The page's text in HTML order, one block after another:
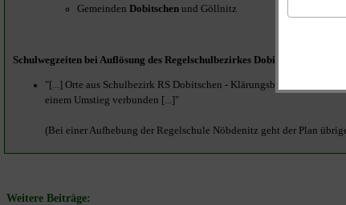
Gemeinden Dobitschen und Göllnitz
Schulwegzeiten bei Auflösung des Regelschulbezirkes Dobitschen:
"[...] Orte aus Schulbezirk RS Dobitschen - Klärungsbedarf: bei
einem Umstieg verbunden [...]"
(Bei einer Aufhebung der Regelschule Nöbdenitz geht der Plan
Weitere Beiträge: